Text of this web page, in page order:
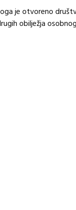
je otvoreno
obilježja